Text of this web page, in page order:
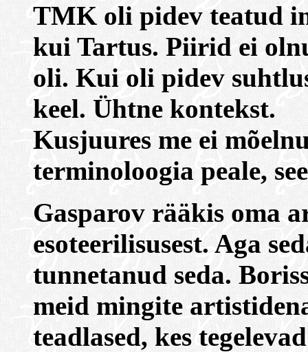
TMK oli pidev teatud
kui Tartus. Piirid ei
oli. Kui oli pidev
keel. Ühtne kontekst.
Kusjuures me ei
terminoloogia peale,
Gasparov rääkis oma
esoteerilisusest. Aga
tunnetanud seda.
meid mingite
teadlased, kes